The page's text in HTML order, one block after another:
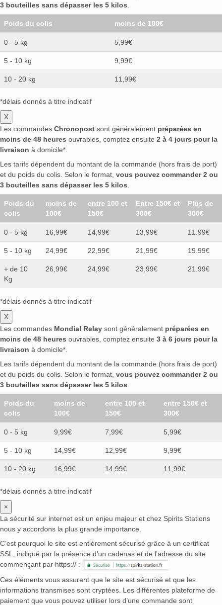
3 bouteilles sans dépasser les 5 kilos
Poids du colis moins de 100€
0 - 5 kg 5,99€
5 - 10 kg 9,99€
10 - 20 kg 11,99€
*délais donnés à titre indicatif
X
Les commandes Chronopost sont généralement préparées en
moins de 48 heures ouvrables, comptez ensuite 2 à 4 jours pour la
livraison à domicile*.
Les tarifs dépendent du montant de la commande (hors frais de port)
et du poids du colis. Selon le format, vous pouvez commander 2 ou
3 bouteilles sans dépasser les 5 kilos
Poids du
colis
moins de
100€
entre 100 et
150€
Entre 150€ et
300€
Plus de
300€
0 - 5 kg 16,99€ 14,99€ 13,99€ 11.99€
5 - 10 kg 24,99€ 22,99€ 21,99€ 19.99€
+ de 10
Kg
26,99€ 24,99€ 23,99€ 21.99€
*délais donnés à titre indicatif
X
Les commandes Mondial Relay sont généralement préparées en
moins de 48 heures ouvrables, comptez ensuite 3 à 6 jours pour la
livraison à domicile*.
Les tarifs dépendent du montant de la commande (hors frais de port)
et du poids du colis. Selon le format, vous pouvez commander 2 ou
3 bouteilles sans dépasser les 5 kilos
Poids du
colis
moins de
100€
entre 100 et
150€
entre 150€ et
300€
0 - 5 kg 9,99€ 7,99€ 5,99€
5 - 10 kg 14,99€ 12,99€ 9,99€
10 - 20 kg 16,99€ 14,99€ 11,99€
*délais donnés à titre indicatif
×
La sécurité sur internet est un enjeu majeur et chez Spirits Stations
nous y accordons la plus grande importance.
C’est pourquoi le site est entièrement sécurisé grâce à un certificat
SSL, indiqué par la présence d’un cadenas et de l’adresse du site
commençant par https:// :
Ces éléments vous assurent que le site est sécurisé et que les
informations transmises sont cryptées. Les différentes plateforme de
paiement que vous pouvez utiliser lors d’une commande sont